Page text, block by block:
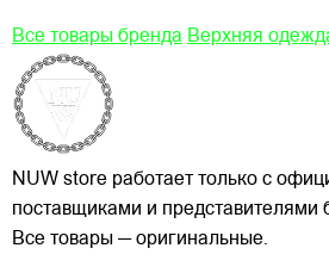
Все товары бренда Верхняя
NUW store работает только с
поставщиками и представителями
Все товары — оригинальные.